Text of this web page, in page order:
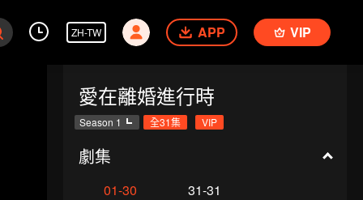
ZH-TW APP VIP
愛在離婚進行時
Season 1 全31集 VIP
劇集
01-30 31-31